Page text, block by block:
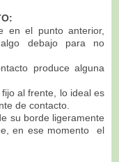
en el punto anterior,
debajo para no
produce alguna
al frente, lo ideal es
de contacto.
su borde ligeramente
en ese momento el